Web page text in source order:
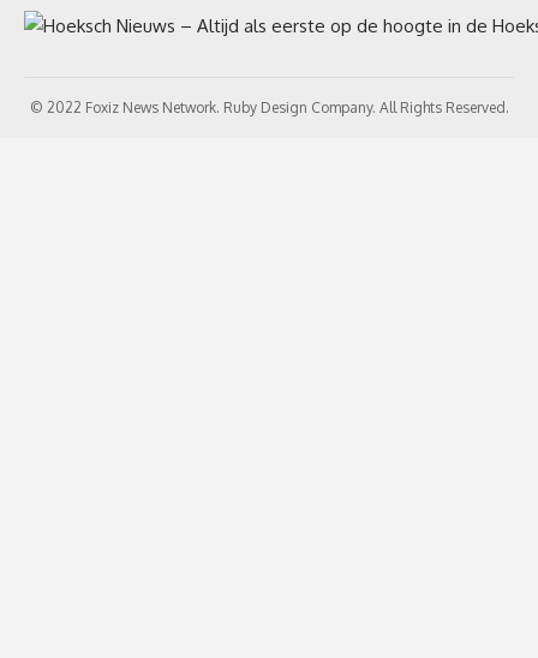
© 2022 Foxiz News Network. Ruby Design Company. All Rights Reserved.